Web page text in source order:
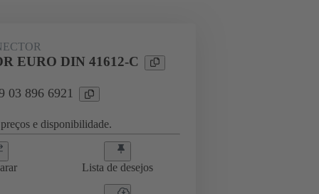
EURO DIN 41612-C
03 896 6921
e disponibilidade.
Lista de desejos